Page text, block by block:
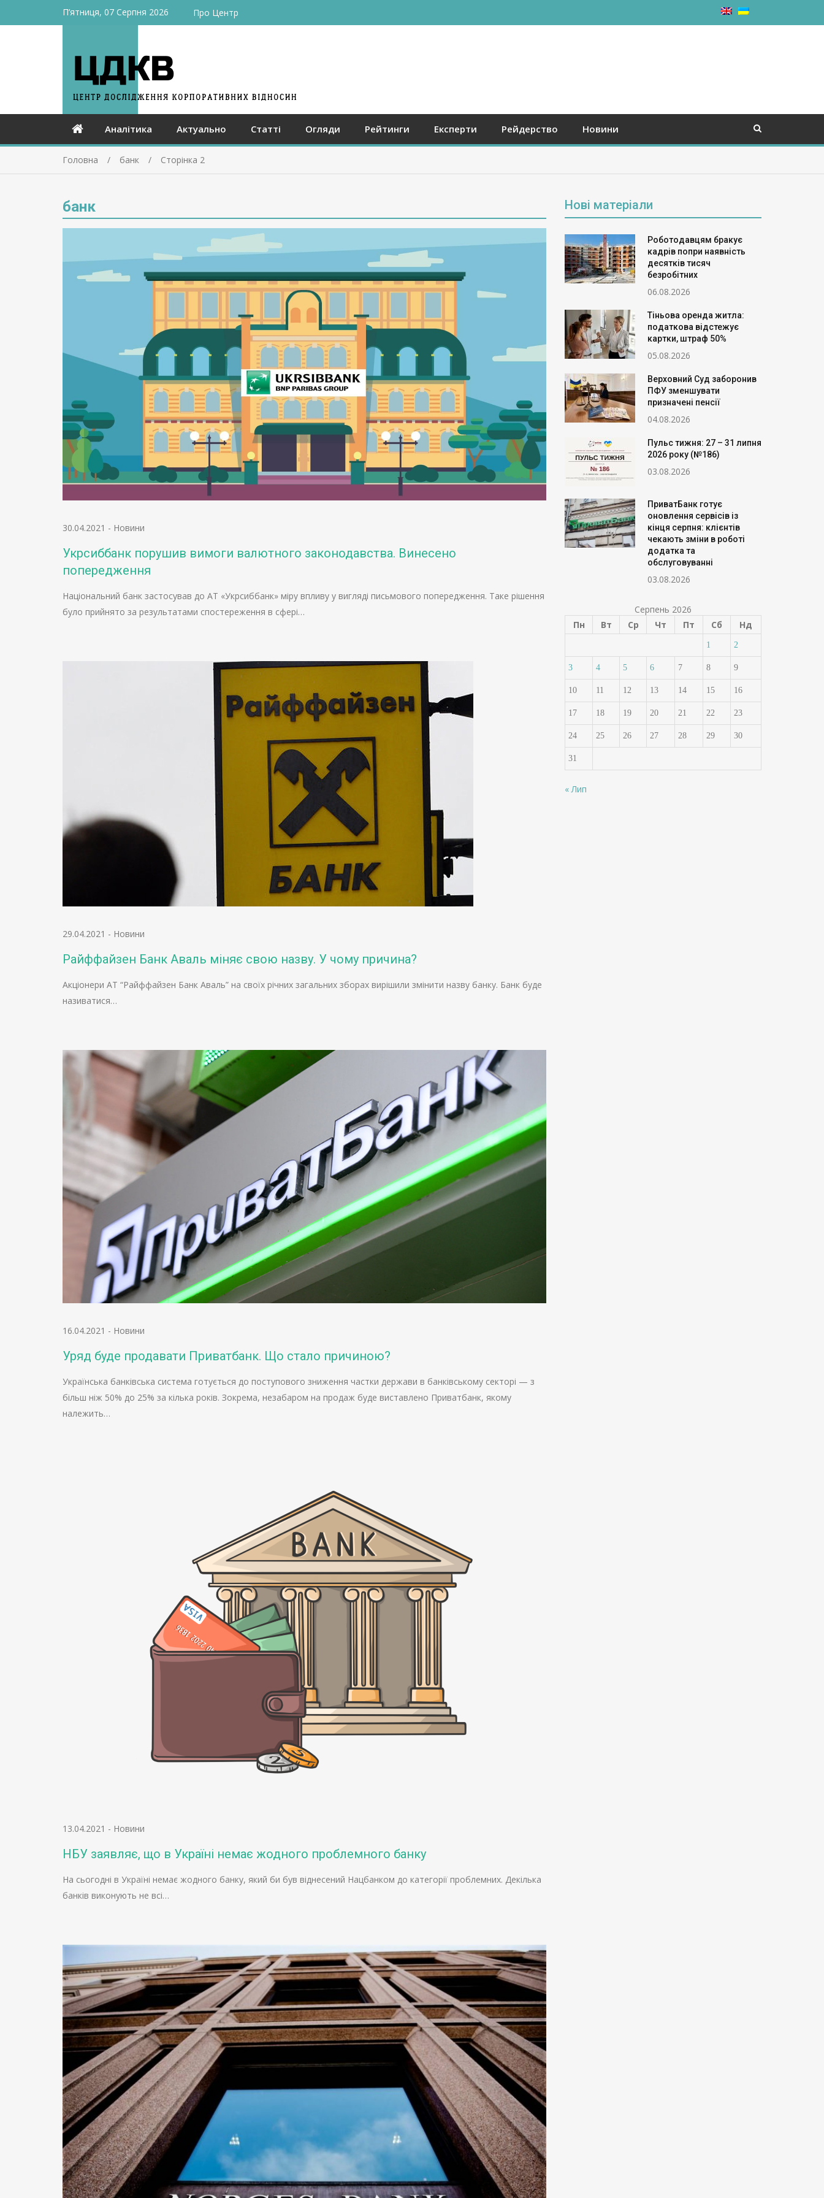
П’ятниця, 07 Серпня 2026 Про Центр
Аналітика Актуально Статті Огляди Рейтинги Експерти Рейдерство Новини
Головна банк Сторінка 2
банк
30.04.2021 - Новини
Укрсиббанк порушив вимоги валютного законодавства. Винесено
попередження
Національний банк застосував до АТ «Укрсиббанк» міру впливу у вигляді письмового попередження. Таке рішення
було прийнято за результатами спостереження в сфері…
29.04.2021 - Новини
Райффайзен Банк Аваль міняє свою назву. У чому причина?
Акціонери АТ “Райффайзен Банк Аваль” на своїх річних загальних зборах вирішили змінити назву банку. Банк буде
називатися…
16.04.2021 - Новини
Уряд буде продавати Приватбанк. Що стало причиною?
Українська банківська система готується до поступового зниження частки держави в банківському секторі — з
більш ніж 50% до 25% за кілька років. Зокрема, незабаром на продаж буде виставлено Приватбанк, якому
належить…
13.04.2021 - Новини
НБУ заявляє, що в Україні немає жодного проблемного банку
На сьогодні в Україні немає жодного банку, який би був віднесений Нацбанком до категорії проблемних. Декілька
банків виконують не всі…
Нові матеріали
Роботодавцям бракує
кадрів попри наявність
десятків тисяч
безробітних
06.08.2026
Тіньова оренда житла:
податкова відстежує
картки, штраф 50%
05.08.2026
Верховний Суд заборонив
ПФУ зменшувати
призначені пенсії
04.08.2026
Пульс тижня: 27 – 31 липня
2026 року (№186)
03.08.2026
ПриватБанк готує
оновлення сервісів із
кінця серпня: клієнтів
чекають зміни в роботі
додатка та
обслуговуванні
03.08.2026
Серпень 2026
Пн
Вт Ср Чт Пт Сб Нд
1 2
3 4 5 6 7 8 9
10 11 12 13 14 15 16
17 18 19 20 21 22 23
24 25 26 27 28 29 30
31
« Лип